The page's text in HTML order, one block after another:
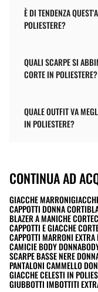
È DI TENDENZA
POLIESTERE?
QUALI SCARPE SI
CORTE IN POLIESTERE?
QUALE OUTFIT VA
IN POLIESTERE?
CONTINUA AD
GIACCHE MARRONI
CAPPOTTI DONNA CORTI
BLAZER A MANICHE CORTE
CAPPOTTI E GIACCHE
CAPPOTTI MARRONI
CAMICIE BODY DONNA
SCARPE BASSE NERE
PANTALONI CAMMELLO
GIACCHE CELESTI IN
GIUBBOTTI IMBOTTITI